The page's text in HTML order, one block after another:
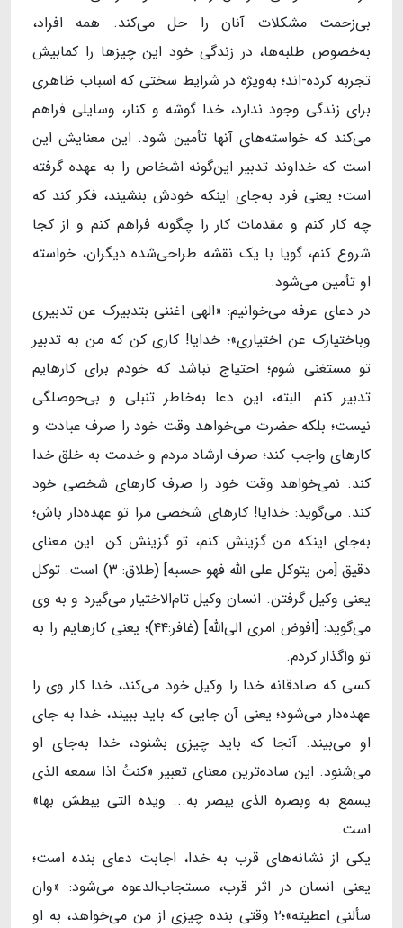
بی‌زحمت مشکلات آنان را حل می‌کند. همه افراد،
به‌خصوص طلبه‌ها، در زندگی خود این چیزها را کمابیش
تجربه کرده-اند؛ به‌ویژه در شرایط سختی که اسباب ظاهری
برای زندگی وجود ندارد، خدا گوشه و کنار، وسایلی فراهم
می‌کند که خواسته‌های آنها تأمین شود. این معنایش این
است که خداوند تدبیر این‌گونه اشخاص را به عهده گرفته
است؛ یعنی فرد به‌جای اینکه خودش بنشیند، فکر کند که
چه کار کنم و مقدمات کار را چگونه فراهم کنم و از کجا
شروع کنم، گویا با یک نقشه طراحی‌شده دیگران، خواسته
او تأمین می‌شود.
در دعای عرفه می‌خوانیم: «الهی اغننی بتدبیرک عن تدبیری
وباختیارک عن اختیاری»؛ خدایا! کاری کن که من به تدبیر
تو مستغنی شوم؛ احتیاج نباشد که خودم برای کارهایم
تدبیر کنم. البته، این دعا به‌خاطر تنبلی و بی‌حوصلگی
نیست؛ بلکه حضرت می‌خواهد وقت خود را صرف عبادت و
کارهای واجب کند؛ صرف ارشاد مردم و خدمت به خلق خدا
کند. نمی‌خواهد وقت خود را صرف کارهای شخصی خود
کند. می‌گوید: خدایا! کارهای شخصی مرا تو عهده‌دار باش؛
به‌جای اینکه من گزینش کنم، تو گزینش کن. این معنای
دقیق [من یتوکل علی الله فهو حسبه] (طلاق: ۳) است. توکل
یعنی وکیل گرفتن. انسان وکیل تام‌الاختیار می‌گیرد و به وی
می‌گوید: [افوض امری الی‌الله] (غافر:۴۴)؛ یعنی کارهایم را به
تو واگذار کردم.
کسی که صادقانه خدا را وکیل خود می‌کند، خدا کار وی را
عهده‌دار می‌شود؛ یعنی آن جایی که باید ببیند، خدا به جای
او می‌بیند. آنجا که باید چیزی بشنود، خدا به‌جای او
می‌شنود. این ساده‌ترین معنای تعبیر «کنتُ اذا سمعه الذی
یسمع به وبصره الذی یبصر به... ویده التی یبطش بها»
است.
یکی از نشانه‌های قرب به خدا، اجابت دعای بنده است؛
یعنی انسان در اثر قرب، مستجاب‌الدعوه می‌شود: «وان
سألنی اعطیته»؛۲ وقتی بنده چیزی از من می‌خواهد، به او